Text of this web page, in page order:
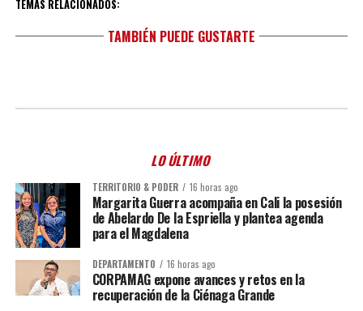
TEMAS RELACIONADOS:
TAMBIÉN PUEDE GUSTARTE
LO ÚLTIMO
TERRITORIO & PODER 16 horas ago
Margarita Guerra acompaña en Cali la posesión
de Abelardo De la Espriella y plantea agenda
para el Magdalena
DEPARTAMENTO 16 horas ago
CORPAMAG expone avances y retos en la
recuperación de la Ciénaga Grande